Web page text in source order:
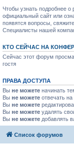
Чтобы узнать подробнее
официальный сайт или
появятся вопросы,
Специалисты нашей
КТО СЕЙЧАС НА
Сейчас этот форум
гостя
ПРАВА ДОСТУПА
Вы не можете начинать
Вы не можете отвечать
Вы не можете
Вы не можете удалять
Вы не можете добавлять
Список форумов